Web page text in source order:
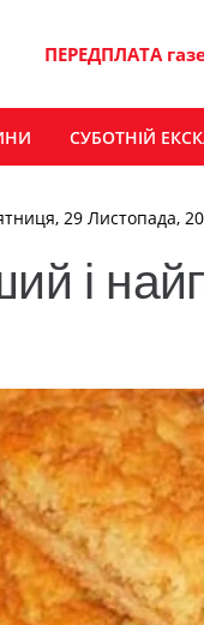
ПЕРЕДПЛАТА
СУБОТНІЙ
29 Листопада,
і